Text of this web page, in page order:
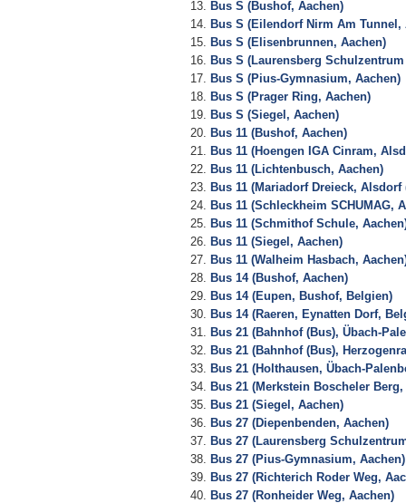
Bus S (Bushof, Aachen)
Bus S (Eilendorf Nirm Am Tunnel,
Bus S (Elisenbrunnen, Aachen)
Bus S (Laurensberg
Bus S (Pius-Gymnasium, Aachen)
Bus S (Prager Ring, Aachen)
Bus S (Siegel, Aachen)
Bus 11 (Bushof, Aachen)
Bus 11 (Hoengen IGA Cinram,
Bus 11 (Lichtenbusch, Aachen)
Bus 11 (Mariadorf Dreieck, Alsdorf
Bus 11 (Schleckheim SCHUMAG,
Bus 11 (Schmithof Schule,
Bus 11 (Siegel, Aachen)
Bus 11 (Walheim Hasbach,
Bus 14 (Bushof, Aachen)
Bus 14 (Eupen, Bushof, Belgien)
Bus 14 (Raeren, Eynatten Dorf,
Bus 21 (Bahnhof (Bus), Übach-
Bus 21 (Bahnhof (Bus),
Bus 21 (Holthausen, Übach-
Bus 21 (Merkstein Boscheler
Bus 21 (Siegel, Aachen)
Bus 27 (Diepenbenden, Aachen)
Bus 27 (Laurensberg
Bus 27 (Pius-Gymnasium, Aachen)
Bus 27 (Richterich Roder Weg,
Bus 27 (Ronheider Weg, Aachen)